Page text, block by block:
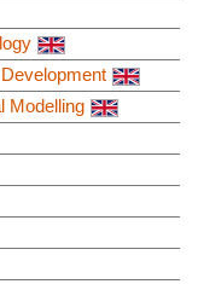
Modelling